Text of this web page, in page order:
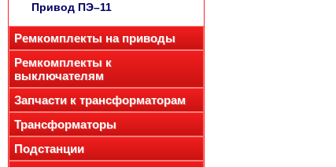
Привод ПЭ–11
Ремкомплекты на приводы
Ремкомплекты к
выключателям
Запчасти к трансформаторам
Трансформаторы
Подстанции